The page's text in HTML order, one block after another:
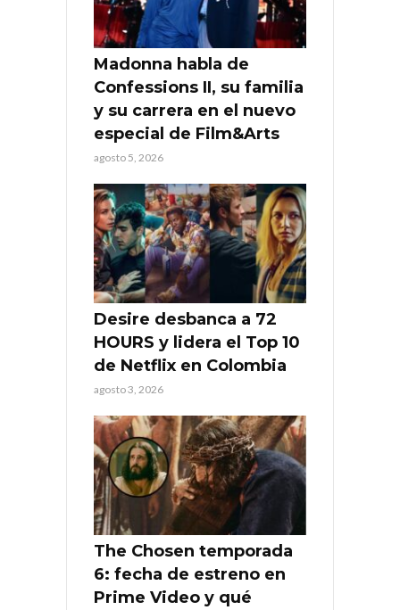
Madonna habla de
Confessions II, su familia
y su carrera en el nuevo
especial de Film&Arts
agosto 5, 2026
Desire desbanca a 72
HOURS y lidera el Top 10
de Netflix en Colombia
agosto 3, 2026
The Chosen temporada
6: fecha de estreno en
Prime Video y qué